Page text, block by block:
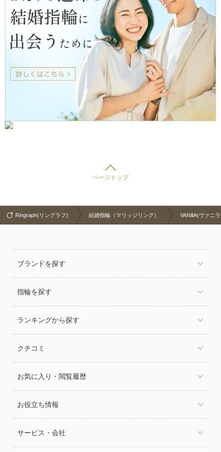
ページトップ
Ringraph(リングラフ) 結婚指輪（マリッジリング） VANillA(ヴァニ
ブランドを探す
指輪を探す
ランキングから探す
クチコミ
お気に入り・閲覧履歴
お役立ち情報
サービス・会社